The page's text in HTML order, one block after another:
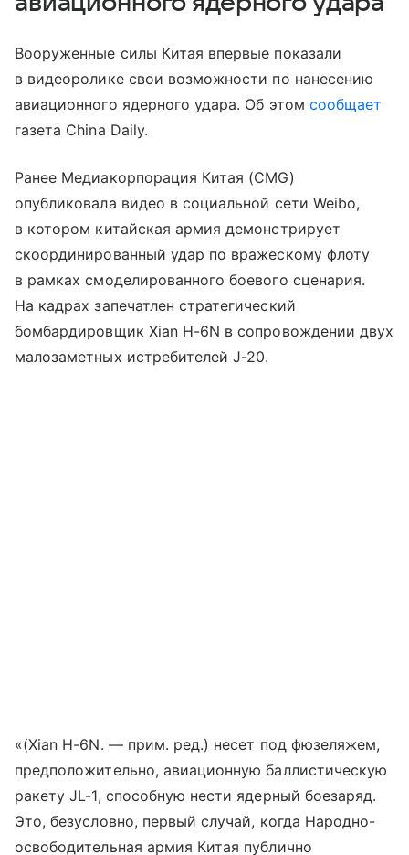
Вооруженные силы Китая впервые показали
в видеоролике свои возможности по нанесению
авиационного ядерного удара. Об этом сообщает
газета China Daily.
Ранее Медиакорпорация Китая (CMG)
опубликовала видео в социальной сети Weibo,
в котором китайская армия демонстрирует
скоординированный удар по вражескому флоту
в рамках смоделированного боевого сценария.
На кадрах запечатлен стратегический
бомбардировщик Xian H-6N в сопровождении двух
малозаметных истребителей J-20.
«(Xian H-6N. — прим. ред.) несет под фюзеляжем,
предположительно, авиационную баллистическую
ракету JL-1, способную нести ядерный боезаряд.
Это, безусловно, первый случай, когда Народно-
освободительная армия Китая публично